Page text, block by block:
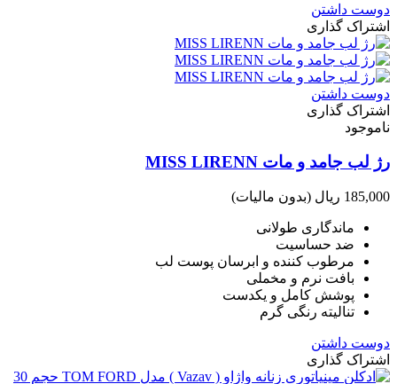
دوست داشتن
اشتراک گذاری
دوست داشتن
اشتراک گذاری
ناموجود
رژ لب جامد و مات MISS LIRENN
185,000 ریال (بدون مالیات)
ماندگاری طولانی
ضد حساسیت
مرطوب کننده و ابرسان پوست لب
بافت نرم و مخملی
پوشش کامل و یکدست
تنالیته رنگی گرم
دوست داشتن
اشتراک گذاری